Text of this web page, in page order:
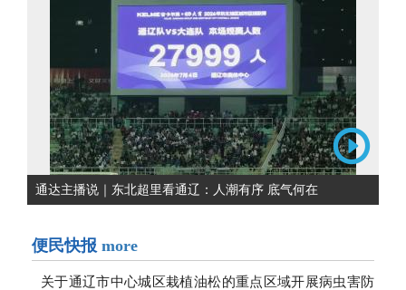
通达主播说｜东北超里看通辽：人潮有序 底气何在
便民快报 more
关于通辽市中心城区栽植油松的重点区域开展病虫害防